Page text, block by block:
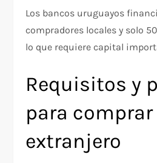
Los bancos uruguayos
compradores locales y solo
lo que requiere capital
Requisitos y
para
extranjero